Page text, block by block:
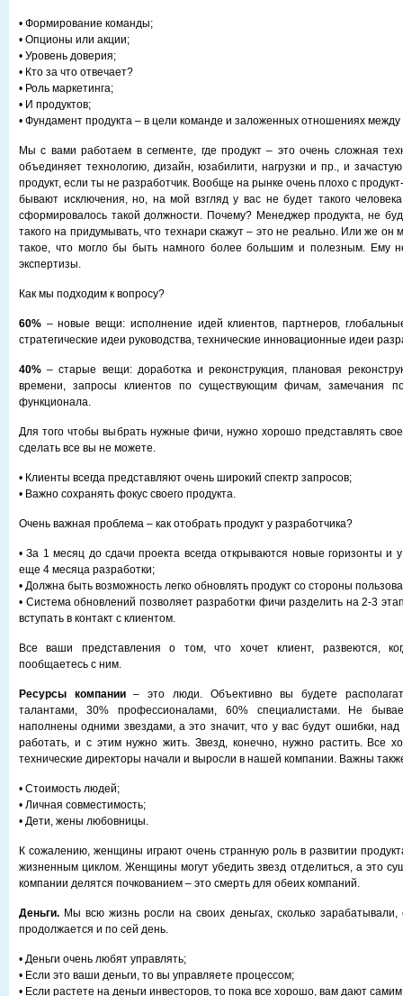
• Формирование команды;
• Опционы или акции;
• Уровень доверия;
• Кто за что отвечает?
• Роль маркетинга;
• И продуктов;
• Фундамент продукта – в цели команде и заложенных отношениях
Мы с вами работаем в сегменте, где продукт – это очень сложная
объединяет технологию, дизайн, юзабилити, нагрузки и пр., и
продукт, если ты не разработчик. Вообще на рынке очень плохо с
бывают исключения, но, на мой взгляд у вас не будет такого
сформировалось такой должности. Почему? Менеджер продукта, не
такого на придумывать, что технари скажут – это не реально. Или же он
такое, что могло бы быть намного более большим и полезным. Ему
экспертизы.
Как мы подходим к вопросу?
60% – новые вещи: исполнение идей клиентов, партнеров,
стратегические идеи руководства, технические инновационные идеи
40% – старые вещи: доработка и реконструкция, плановая
времени, запросы клиентов по существующим фичам, замечания
функционала.
Для того чтобы выбрать нужные фичи, нужно хорошо представлять
сделать все вы не можете.
• Клиенты всегда представляют очень широкий спектр запросов;
• Важно сохранять фокус своего продукта.
Очень важная проблема – как отобрать продукт у разработчика?
• За 1 месяц до сдачи проекта всегда открываются новые горизонты и
еще 4 месяца разработки;
• Должна быть возможность легко обновлять продукт со стороны
• Система обновлений позволяет разработки фичи разделить на 2-3
вступать в контакт с клиентом.
Все ваши представления о том, что хочет клиент, развеются,
пообщаетесь с ним.
Ресурсы компании– это люди. Объективно вы будете
талантами, 30% профессионалами, 60% специалистами. Не
наполнены одними звездами, а это значит, что у вас будут ошибки,
работать, и с этим нужно жить. Звезд, конечно, нужно растить. Все
технические директоры начали и выросли в нашей компании. Важны
• Стоимость людей;
• Личная совместимость;
• Дети, жены любовницы.
К сожалению, женщины играют очень странную роль в развитии
жизненным циклом. Женщины могут убедить звезд отделиться, а это
компании делятся почкованием – это смерть для обеих компаний.
Деньги. Мы всю жизнь росли на своих деньгах, сколько зарабатывали,
продолжается и по сей день.
• Деньги очень любят управлять;
• Если это ваши деньги, то вы управляете процессом;
• Если растете на деньги инвесторов, то пока все хорошо, вам дают